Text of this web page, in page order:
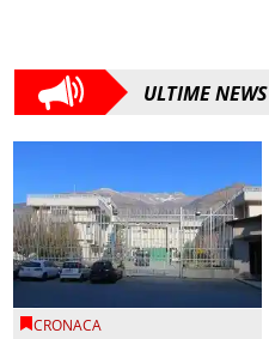
ULTIME NEWS
CRONACA